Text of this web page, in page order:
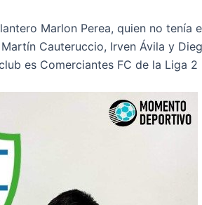
Marlon Perea, quien no
Cauteruccio, Irven Ávila y
es Comerciantes FC de la Liga